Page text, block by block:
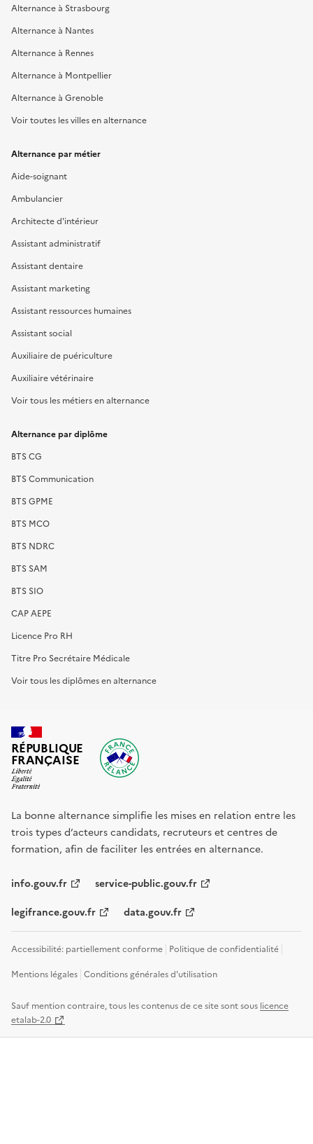
Alternance à Strasbourg
Alternance à Nantes
Alternance à Rennes
Alternance à Montpellier
Alternance à Grenoble
Voir toutes les villes en alternance
Alternance par métier
Aide-soignant
Ambulancier
Architecte d'intérieur
Assistant administratif
Assistant dentaire
Assistant marketing
Assistant ressources humaines
Assistant social
Auxiliaire de puériculture
Auxiliaire vétérinaire
Voir tous les métiers en alternance
Alternance par diplôme
BTS CG
BTS Communication
BTS GPME
BTS MCO
BTS NDRC
BTS SAM
BTS SIO
CAP AEPE
Licence Pro RH
Titre Pro Secrétaire Médicale
Voir tous les diplômes en alternance
RÉPUBLIQUE
FRANÇAISE
La bonne alternance simplifie les mises en relation entre les
trois types d’acteurs candidats, recruteurs et centres de
formation, afin de faciliter les entrées en alternance.
info.gouv.fr service-public.gouv.fr
legifrance.gouv.fr data.gouv.fr
Accessibilité: partiellement conforme Politique de confidentialité
Mentions légales Conditions générales d'utilisation
Sauf mention contraire, tous les contenus de ce site sont sous licence
etalab-2.0